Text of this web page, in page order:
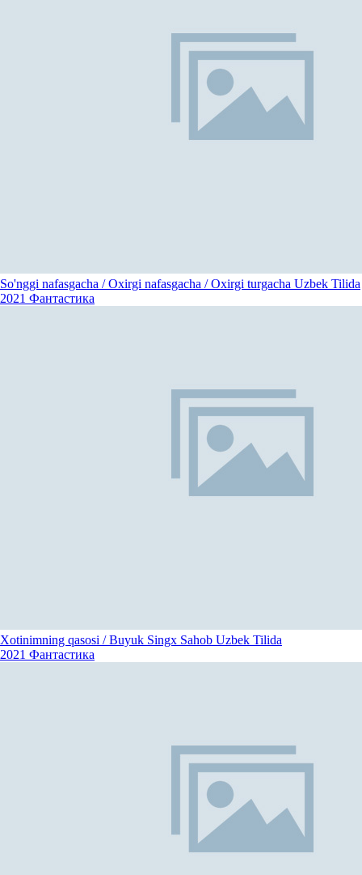
So'nggi nafasgacha / Oxirgi nafasgacha / Oxirgi turgacha Uzbek Tilida
2021 Фантастика
Xotinimning qasosi / Buyuk Singx Sahob Uzbek Tilida
2021 Фантастика